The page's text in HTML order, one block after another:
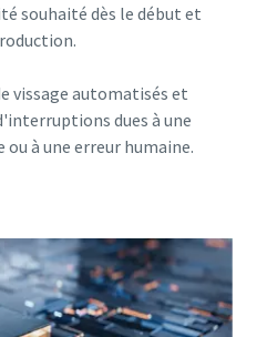
souhaité dès le début et
vissage automatisés et
dues à une
à une erreur humaine.